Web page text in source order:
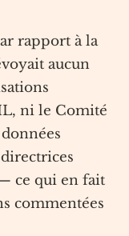
rapport à la
aucun
ni le Comité
ce qui en fait
commentées